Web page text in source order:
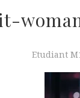
Etudiant